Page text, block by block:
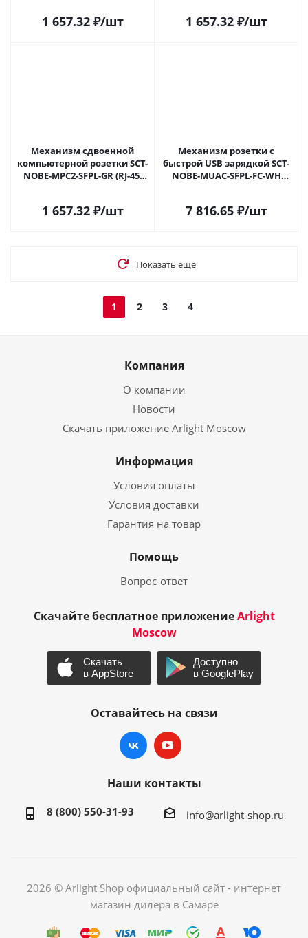
1 657.32₽/шт 1 657.32₽/шт
Механизм сдвоенной
компьютерной розетки SCT-
NOBE-MPC2-SFPL-GR (RJ-45,
1 657.32₽/шт
Механизм розетки с
быстрой USB зарядкой SCT-
NOBE-MUAC-SFPL-FC-WH
7 816.65₽/шт
Показать еще
1 2 3 4
Компания
О компании
Новости
Скачать приложение Arlight Moscow
Информация
Условия оплаты
Условия доставки
Гарантия на товар
Помощь
Вопрос-ответ
Скачайте бесплатное приложениеArlight
Moscow
Оставайтесь на связи
Наши контакты
8 (800) 550-31-93 info@arlight-shop.ru
2026 © Arlight Shop официальный сайт - интернет
магазин дилера в Самаре